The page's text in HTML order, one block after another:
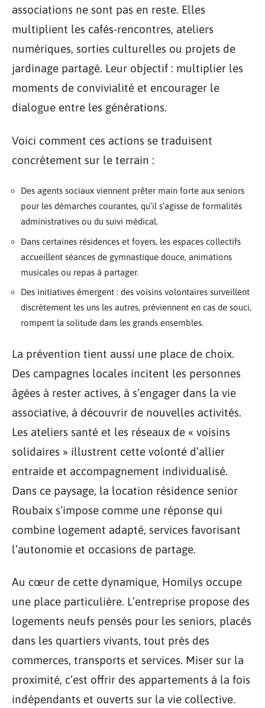
associations ne sont pas en reste. Elles
multiplient les cafés-rencontres, ateliers
numériques, sorties culturelles ou projets de
jardinage partagé. Leur objectif : multiplier les
moments de convivialité et encourager le
dialogue entre les générations.
Voici comment ces actions se traduisent
concrètement sur le terrain :
Des agents sociaux viennent prêter main forte aux seniors
pour les démarches courantes, qu’il s’agisse de formalités
administratives ou du suivi médical.
Dans certaines résidences et foyers, les espaces collectifs
accueillent séances de gymnastique douce, animations
musicales ou repas à partager.
Des initiatives émergent : des voisins volontaires surveillent
discrètement les uns les autres, préviennent en cas de souci,
rompent la solitude dans les grands ensembles.
La prévention tient aussi une place de choix.
Des campagnes locales incitent les personnes
âgées à rester actives, à s’engager dans la vie
associative, à découvrir de nouvelles activités.
Les ateliers santé et les réseaux de « voisins
solidaires » illustrent cette volonté d’allier
entraide et accompagnement individualisé.
Dans ce paysage, la location résidence senior
Roubaix s’impose comme une réponse qui
combine logement adapté, services favorisant
l’autonomie et occasions de partage.
Au cœur de cette dynamique, Homilys occupe
une place particulière. L’entreprise propose des
logements neufs pensés pour les seniors, placés
dans les quartiers vivants, tout près des
commerces, transports et services. Miser sur la
proximité, c’est offrir des appartements à la fois
indépendants et ouverts sur la vie collective.